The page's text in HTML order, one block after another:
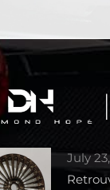
July